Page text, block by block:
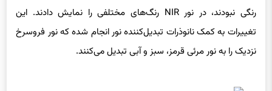
تغییرات به کمک نانوذرات تبدیل‌کننده نور انجام شده که نور فروسرخ
نزدیک را به نور مرئی قرمز، سبز و آبی تبدیل می‌کنند.